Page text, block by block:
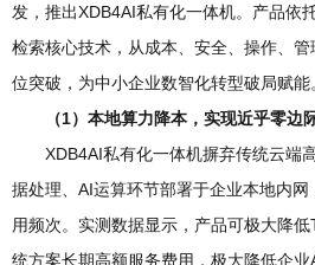
发，推出XDB4AI私有化一体机。产品依
检索核心技术，从成本、安全、操作、
位突破，为中小企业数智化转型破局赋能
（1） 本地算力降本，实现近乎零边
XDB4AI私有化一体机摒弃传统云端
据处理、AI运算环节部署于企业本地内
用频次。实测数据显示，产品可极大降
统方案长期高额服务费用，极大降低企